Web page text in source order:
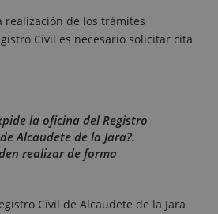
realización de los trámites
Civil es necesario solicitar cita
la oficina del Registro
Alcaudete de la Jara?.
realizar de forma
Civil de Alcaudete de la Jara